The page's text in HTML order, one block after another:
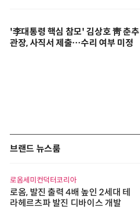
'李대통령 핵심 참모' 김상호 靑 춘추
관장, 사직서 제출…수리 여부 미정
브랜드 뉴스룸
로옴세미컨덕터코리아
로옴, 발진 출력 4배 높인 2세대 테
라헤르츠파 발진 디바이스 개발